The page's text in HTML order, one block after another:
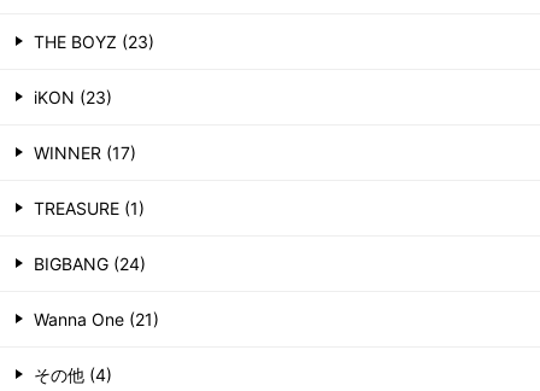
THE BOYZ (23)
iKON (23)
WINNER (17)
TREASURE (1)
BIGBANG (24)
Wanna One (21)
その他 (4)